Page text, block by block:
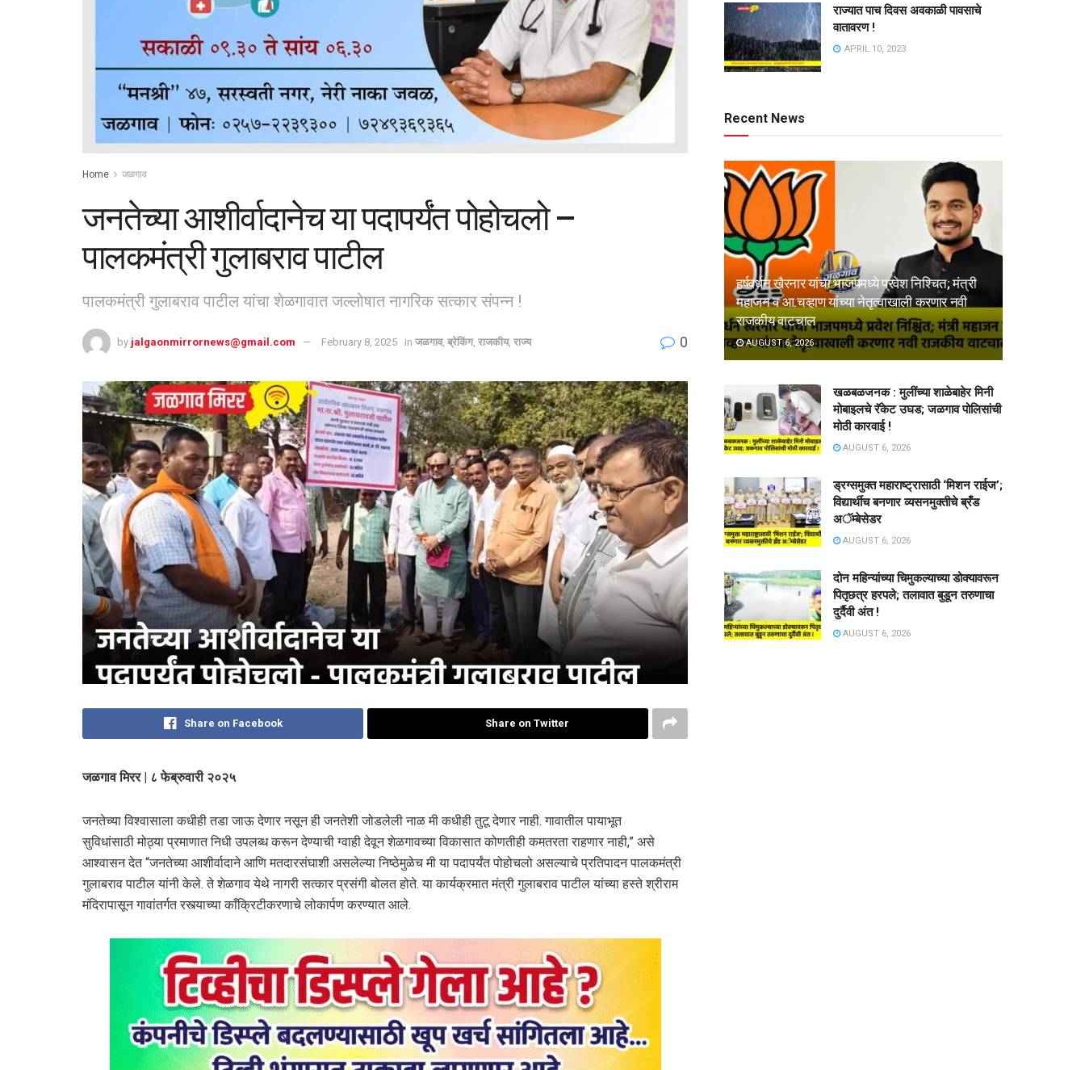
Home जळगाव
जनतेच्या आशीर्वादानेच या पदापर्यंत पोहोचलो –
पालकमंत्री गुलाबराव पाटील
पालकमंत्री गुलाबराव पाटील यांचा शेळगावात जल्लोषात नागरिक सत्कार संपन्न !
by jalgaonmirrornews@gmail.com February 8, 2025 in जळगाव, ब्रेकिंग, राजकीय, राज्य 0
Share on Facebook Share on Twitter
जळगाव मिरर | ८ फेब्रुवारी २०२५
जनतेच्या विश्वासाला कधीही तडा जाऊ देणार नसून ही जनतेशी जोडलेली नाळ मी कधीही तुटू देणार नाही. गावातील पायाभूत
सुविधांसाठी मोठ्या प्रमाणात निधी उपलब्ध करून देण्याची ग्वाही देवून शेळगावच्या विकासात कोणतीही कमतरता राहणार नाही,” असे
आश्वासन देत “जनतेच्या आशीर्वादाने आणि मतदारसंघाशी असलेल्या निष्ठेमुळेच मी या पदापर्यंत पोहोचलो असल्याचे प्रतिपादन पालकमंत्री
गुलाबराव पाटील यांनी केले. ते शेळगाव येथे नागरी सत्कार प्रसंगी बोलत होते. या कार्यक्रमात मंत्री गुलाबराव पाटील यांच्या हस्ते श्रीराम
मंदिरापासून गावांतर्गत रस्त्याच्या काँक्रिटीकरणाचे लोकार्पण करण्यात आले.
राज्यात पाच दिवस अवकाळी पावसाचे
वातावरण !
APRIL 10, 2023
Recent News
हर्षवर्धन खैरनार यांचा भाजपमध्ये प्रवेश निश्चित; मंत्री
महाजन व आ.चव्हाण यांच्या नेतृत्वाखाली करणार नवी
राजकीय वाटचाल
AUGUST 6, 2026
खळबळजनक : मुलींच्या शाळेबाहेर मिनी
मोबाइलचे रॅकेट उघड; जळगाव पोलिसांची
मोठी कारवाई !
AUGUST 6, 2026
ड्रग्समुक्त महाराष्ट्रासाठी ‘मिशन राईज’;
विद्यार्थीच बनणार व्यसनमुक्तीचे ब्रँड
अॅम्बेसेडर
AUGUST 6, 2026
दोन महिन्यांच्या चिमुकल्याच्या डोक्यावरून
पितृछत्र हरपले; तलावात बुडून तरुणाचा
दुर्दैवी अंत !
AUGUST 6, 2026